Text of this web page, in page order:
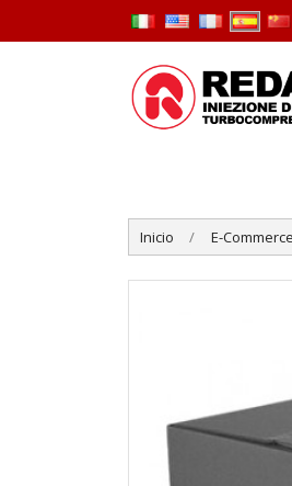
Inicio E-Commerce